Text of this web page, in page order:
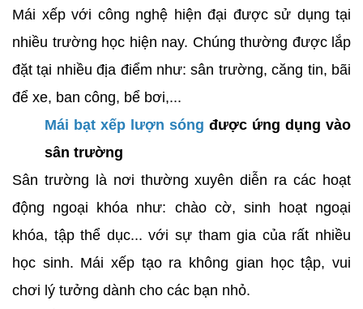
Mái xếp với công nghệ hiện đại được sử dụng tại
nhiều trường học hiện nay. Chúng thường được lắp
đặt tại nhiều địa điểm như: sân trường, căng tin, bãi
để xe, ban công, bể bơi,...
Mái bạt xếp lượn sóng được ứng dụng vào
sân trường
Sân trường là nơi thường xuyên diễn ra các hoạt
động ngoại khóa như: chào cờ, sinh hoạt ngoại
khóa, tập thể dục... với sự tham gia của rất nhiều
học sinh. Mái xếp tạo ra không gian học tập, vui
chơi lý tưởng dành cho các bạn nhỏ.